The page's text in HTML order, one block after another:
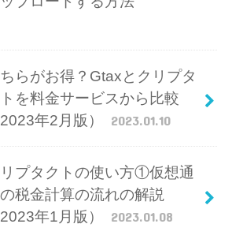
らがお得？Gtaxとクリプタ
を料金サービスから比較
2023年2月版）
2023.01.10
プタクトの使い方①仮想通
税金計算の流れの解説
2023年1月版）
2023.01.08